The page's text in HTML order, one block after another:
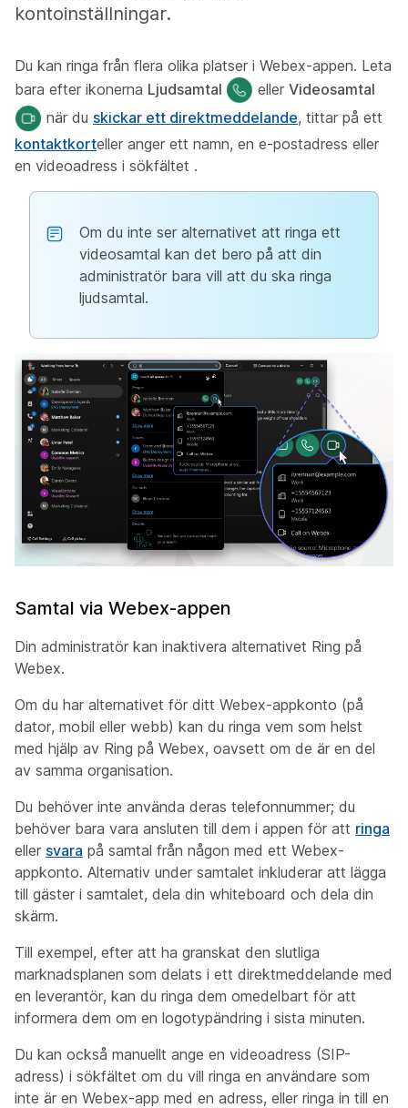
kontoinställningar.
Du kan ringa från flera olika platser i Webex-appen. Leta
bara efter ikonerna Ljudsamtal eller Videosamtal
när du skickar ett direktmeddelande, tittar på ett
kontaktkorteller anger ett namn, en e-postadress eller
en videoadress i sökfältet .
Om du inte ser alternativet att ringa ett
videosamtal kan det bero på att din
administratör bara vill att du ska ringa
ljudsamtal.
Samtal via Webex-appen
Din administratör kan inaktivera alternativet Ring på
Webex.
Om du har alternativet för ditt Webex-appkonto (på
dator, mobil eller webb) kan du ringa vem som helst
med hjälp av Ring på Webex, oavsett om de är en del
av samma organisation.
Du behöver inte använda deras telefonnummer; du
behöver bara vara ansluten till dem i appen för att ringa
eller svara på samtal från någon med ett Webex-
appkonto. Alternativ under samtalet inkluderar att lägga
till gäster i samtalet, dela din whiteboard och dela din
skärm.
Till exempel, efter att ha granskat den slutliga
marknadsplanen som delats i ett direktmeddelande med
en leverantör, kan du ringa dem omedelbart för att
informera dem om en logotypändring i sista minuten.
Du kan också manuellt ange en videoadress (SIP-
adress) i sökfältet om du vill ringa en användare som
inte är en Webex-app med en adress, eller ringa in till en